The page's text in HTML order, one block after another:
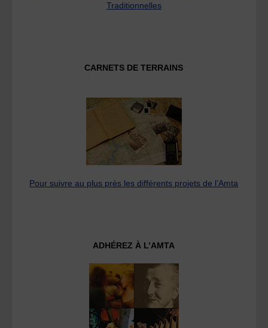
Traditionnelles
CARNETS DE TERRAINS
Pour suivre au plus près les différents projets de l’Amta
ADHÉREZ À L’AMTA